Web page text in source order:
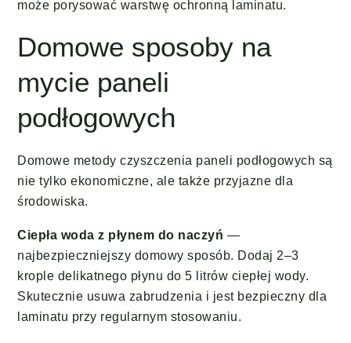
może porysować warstwę ochronną laminatu.
Domowe sposoby na
mycie paneli
podłogowych
Domowe metody czyszczenia paneli podłogowych są
nie tylko ekonomiczne, ale także przyjazne dla
środowiska.
Ciepła woda z płynem do naczyń —
najbezpieczniejszy domowy sposób. Dodaj 2–3
krople delikatnego płynu do 5 litrów ciepłej wody.
Skutecznie usuwa zabrudzenia i jest bezpieczny dla
laminatu przy regularnym stosowaniu.